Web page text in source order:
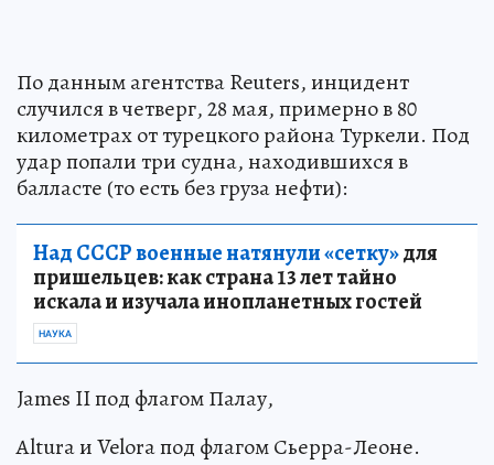
По данным агентства Reuters, инцидент
случился в четверг, 28 мая, примерно в 80
километрах от турецкого района Туркели. Под
удар попали три судна, находившихся в
балласте (то есть без груза нефти):
Над СССР военные натянули «сетку»для
пришельцев: как страна 13 лет тайно
искала и изучала инопланетных гостей
НАУКА
James II под флагом Палау,
Altura и Velora под флагом Сьерра-Леоне.